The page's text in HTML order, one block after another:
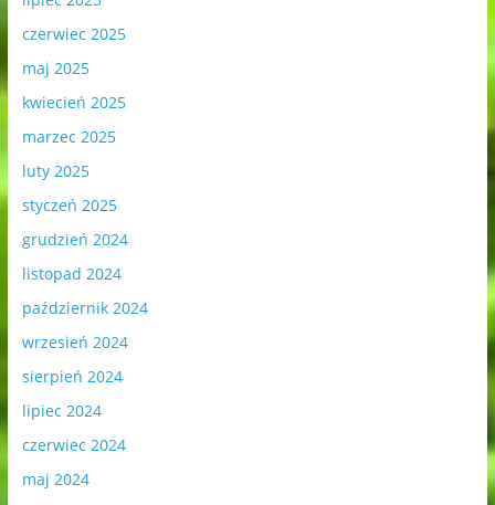
czerwiec 2025
maj 2025
kwiecień 2025
marzec 2025
luty 2025
styczeń 2025
grudzień 2024
listopad 2024
październik 2024
wrzesień 2024
sierpień 2024
lipiec 2024
czerwiec 2024
maj 2024